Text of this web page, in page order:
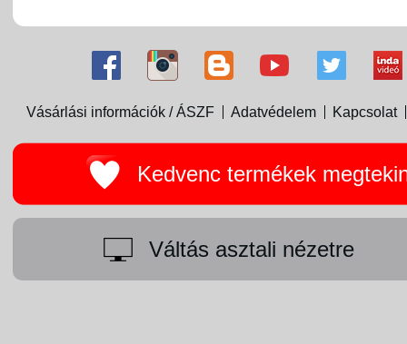
Vásárlási információk / ÁSZF Adatvédelem Kapcsolat
Kedvenc termékek
Váltás asztali nézetre